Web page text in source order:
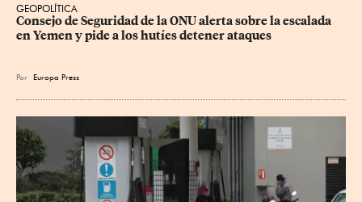
GEOPOLÍTICA
Consejo de Seguridad de la ONU alerta sobre la escalada
en Yemen y pide a los hutíes detener ataques
Por Europa Press